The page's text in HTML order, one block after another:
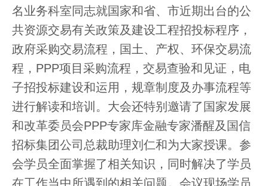
名业务科室同志就国家和省、市近期出台的公
共资源交易有关政策及建设工程招投标程序，
政府采购交易流程，国土、产权、环保交易流
程，PPP项目采购流程，交易查验和见证，电
子招投标建设和运用，规章制度及办事流程等
进行解读和培训。大会还特别邀请了国家发展
和改革委员会PPP专家库金融专家潘醒及国信
招标集团公司总裁助理刘仁和为大家授课。参
会学员全面掌握了相关知识，同时解决了学员
在工作当中所遇到的相关问题。会议现场学员